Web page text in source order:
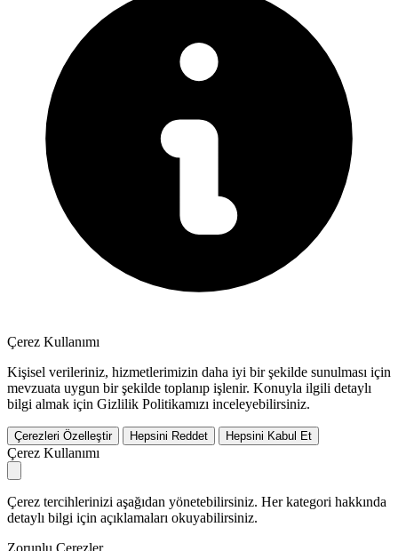
Çerez Kullanımı
Kişisel verileriniz, hizmetlerimizin daha iyi bir şekilde sunulması için
mevzuata uygun bir şekilde toplanıp işlenir. Konuyla ilgili detaylı
bilgi almak için Gizlilik Politikamızı inceleyebilirsiniz.
Çerezleri Özelleştir Hepsini Reddet Hepsini Kabul Et
Çerez Kullanımı
Çerez tercihlerinizi aşağıdan yönetebilirsiniz. Her kategori hakkında
detaylı bilgi için açıklamaları okuyabilirsiniz.
Zorunlu Çerezler